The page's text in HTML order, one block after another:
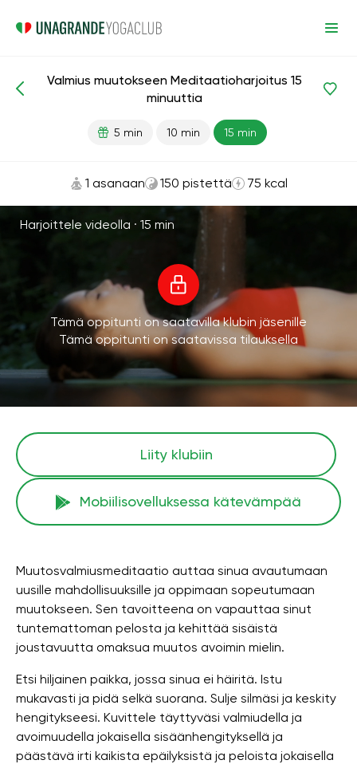
Meditaatiot ja hengitys Itsetunto
Valmius muutokseen Meditaatioharjoitus 15
minuuttia
5 min 10 min 15 min
1 asanaan 150 pistettä 75 kcal
Harjoittele videolla · 15 min
Tämä oppitunti on saatavilla klubin jäsenille
Tämä oppitunti on saatavissa tilauksella
Liity klubiin
Mobiilisovelluksessa kätevämpää
Muutosvalmiusmeditaatio auttaa sinua avautumaan
uusille mahdollisuuksille ja oppimaan sopeutumaan
muutokseen. Sen tavoitteena on vapauttaa sinut
tuntemattoman pelosta ja kehittää sisäistä
joustavuutta omaksua muutos avoimin mielin.
Etsi hiljainen paikka, jossa sinua ei häiritä. Istu
mukavasti ja pidä selkä suorana. Sulje silmäsi ja keskity
hengitykseesi. Kuvittele täyttyväsi valmiudella ja
avoimuudella jokaisella sisäänhengityksellä ja
päästävä irti kaikista epäilyksistä ja peloista jokaisella